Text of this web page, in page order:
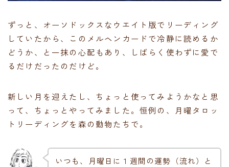
ずっと、オーソドックスなウエイト版でリーディング
していたから、このメルヘンカードで冷静に読めるか
どうか、と一抹の心配もあり、しばらく使わずに愛で
るだけだったのだけど。
新しい月を迎えたし、ちょっと使ってみようかなと思
って、ちょっとやってみました。恒例の、月曜タロッ
トリーディングを森の動物たちで。
いつも、月曜日に１週間の運勢（流れ）と